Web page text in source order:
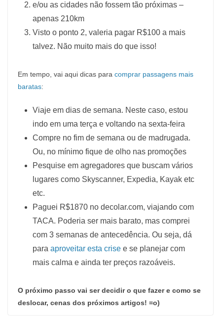
e/ou as cidades não fossem tão próximas –
apenas 210km
Visto o ponto 2, valeria pagar R$100 a mais
talvez. Não muito mais do que isso!
Em tempo, vai aqui dicas para comprar passagens mais
baratas:
Viaje em dias de semana. Neste caso, estou
indo em uma terça e voltando na sexta-feira
Compre no fim de semana ou de madrugada.
Ou, no mínimo fique de olho nas promoções
Pesquise em agregadores que buscam vários
lugares como Skyscanner, Expedia, Kayak etc
etc.
Paguei R$1870 no decolar.com, viajando com
TACA. Poderia ser mais barato, mas comprei
com 3 semanas de antecedência. Ou seja, dá
para aproveitar esta crise e se planejar com
mais calma e ainda ter preços razoáveis.
O próximo passo vai ser decidir o que fazer e como se
deslocar, cenas dos próximos artigos! =o)